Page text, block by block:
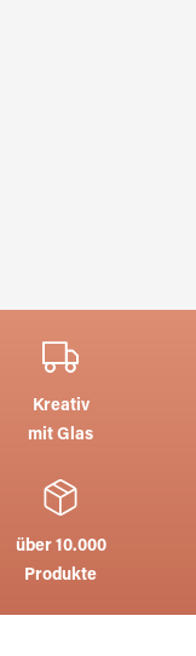
Kreativ
mit Glas
über 10.000
Produkte